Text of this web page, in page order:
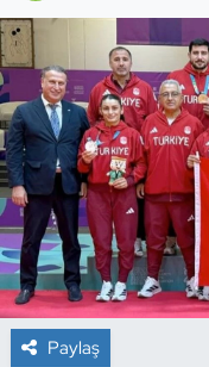
Paylaş
Buz Hokeyi
Buz Pateni
Çim Hokeyi
Cimnastik
Curling
Dağcılık